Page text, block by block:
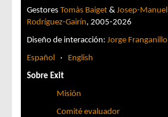
Gestores Tomàs Baiget & Josep-Manuel
Rodríguez-Gairín, 2005-2026
Diseño de interacción: Jorge Franganillo
Español · English
Sobre Exit
Misión
Comité evaluador